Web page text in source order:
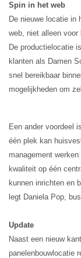
Spin in het web
De nieuwe locatie in
web, niet alleen
De productielocatie
klanten als Damen
snel bereikbaar
mogelijkheden om
Een ander voordeel
één plek kan
management
kwaliteit op één
kunnen inrichten en
legt Daniela Pop,
Update
Naast een nieuw
panelenbouwlocatie